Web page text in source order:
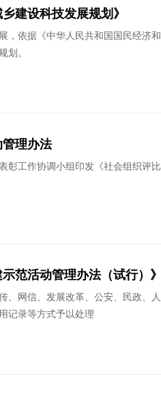
建设科技发展规划》
，依据《中华人民共和国国民经
划。
理办法
彰工作协调小组印发《社会组织
范活动管理办法（试行）
、网信、发展改革、公安、民政、
记录等方式予以处理